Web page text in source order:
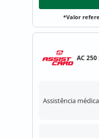
*Valor
AC
Assistência médica